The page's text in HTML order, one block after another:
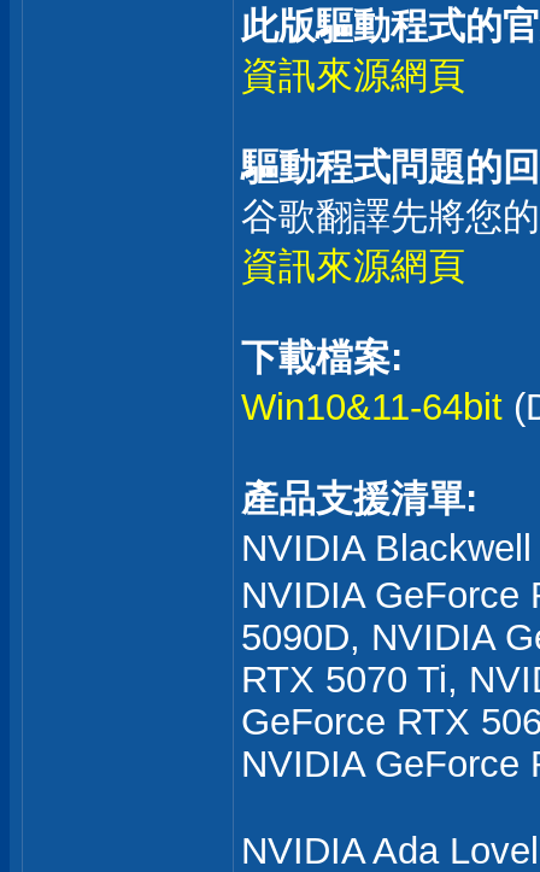
此版驅動程式的
資訊來源網頁
驅動程式問題的
谷歌翻譯先將您
資訊來源網頁
下載檔案:
Win10&11-64bit
產品支援清單:
NVIDIA
NVIDIA GeForce
5090D, NVIDIA
RTX 5070 Ti,
GeForce RTX
NVIDIA GeForce
NVIDIA Ada